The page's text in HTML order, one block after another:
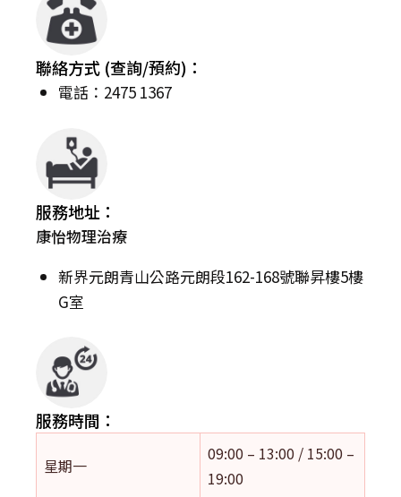
聯絡方式 (查詢/預約)：
電話：2475 1367
服務地址：
康怡物理治療
新界元朗青山公路元朗段162-168號聯昇樓5樓
G室
服務時間：
星期一
09:00 – 13:00 / 15:00 –
19:00